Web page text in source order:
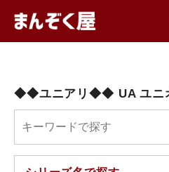
=================================
まんぞく屋 格
◆◆ユニアリ◆◆ UA ユニ